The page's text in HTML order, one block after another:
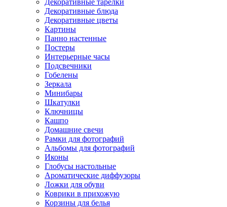
Декоративные тарелки
Декоративные блюда
Декоративные цветы
Картины
Панно настенные
Постеры
Интерьерные часы
Подсвечники
Гобелены
Зеркала
Минибары
Шкатулки
Ключницы
Кашпо
Домашние свечи
Рамки для фотографий
Альбомы для фотографий
Иконы
Глобусы настольные
Ароматические диффузоры
Ложки для обуви
Коврики в прихожую
Корзины для белья